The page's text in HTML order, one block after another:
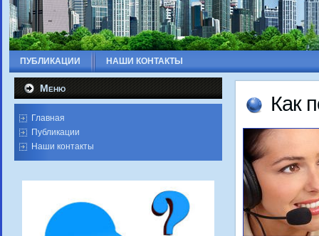
ПУБЛИКАЦИИ НАШИ КОНТАКТЫ
Меню
Главная
Публикации
Наши контакты
Как